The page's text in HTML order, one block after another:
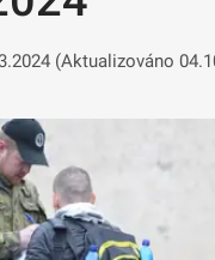
(Aktualizováno